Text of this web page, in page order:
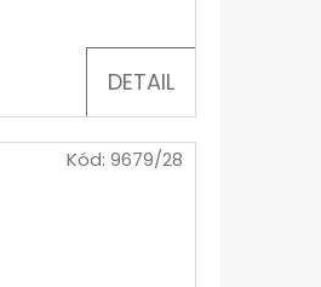
DETAIL
Kód: 9679/28